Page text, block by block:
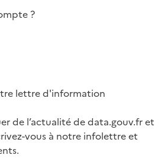
?
lettre d'information
de l’actualité de data.gouv.fr et
vous à notre infolettre et